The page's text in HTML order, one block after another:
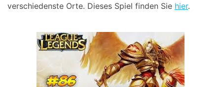
verschiedenste Orte. Dieses Spiel finden Sie hier.